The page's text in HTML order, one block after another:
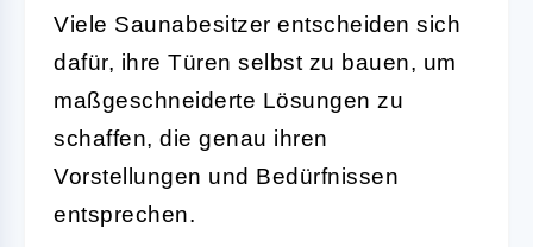
Viele Saunabesitzer entscheiden sich
dafür, ihre Türen selbst zu bauen, um
maßgeschneiderte Lösungen zu
schaffen, die genau ihren
Vorstellungen und Bedürfnissen
entsprechen.